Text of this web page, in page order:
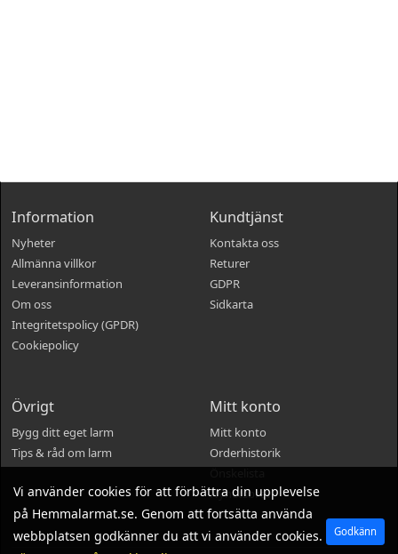
Vi använder cookies för att förbättra din upplevelse
på Hemmalarmat.se. Genom att fortsätta använda
webbplatsen godkänner du att vi använder cookies.
Godkänn
Information
Nyheter
Allmänna villkor
Leveransinformation
Om oss
Integritetspolicy (GPDR)
Cookiepolicy
Kundtjänst
Kontakta oss
Returer
GDPR
Sidkarta
Övrigt
Bygg ditt eget larm
Tips & råd om larm
Mitt konto
Mitt konto
Orderhistorik
Nyhetsbrev